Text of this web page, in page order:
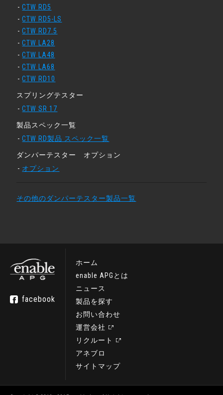
CTW RD5
CTW RD5-LS
CTW RD7.5
CTW LA28
CTW LA48
CTW LA68
CTW RD10
スプリングテスター
CTW SR 17
製品スペック一覧
CTW RD製品 スペック一覧
ダンパーテスター オプション
オプション
その他のダンパーテスター製品一覧
facebook
ホーム
enable APGとは
ニュース
製品を探す
お問い合わせ
運営会社
リクルート
アネブロ
サイトマップ